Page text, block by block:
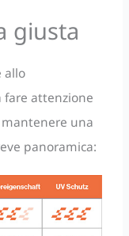
giusta
allo
fare attenzione
mantenere una
panoramica: